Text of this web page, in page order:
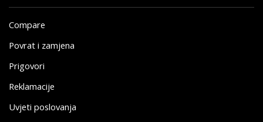
Compare
Povrat i zamjena
Prigovori
Reklamacije
Uvjeti poslovanja